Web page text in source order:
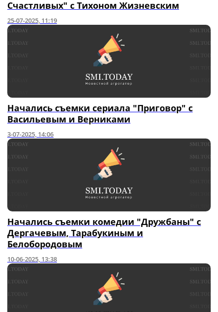
Счастливых" с Тихоном Жизневским
25-07-2025, 11:19
Начались съемки сериала "Приговор" с
Васильевым и Верниками
3-07-2025, 14:06
Начались съемки комедии "Дружбаны" с
Дергачевым, Тарабукиным и
Белобородовым
10-06-2025, 13:38